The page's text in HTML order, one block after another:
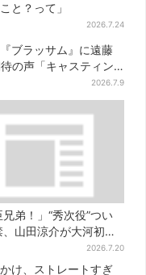
と？って」
2026.7.24
ブラッサム』に遠藤
の声「キャスティン
2026.7.9
兄弟！」“秀次役”つい
、山田涼介が大河初出
さかの」「楽しみすぎ
2026.7.20
け、ストレートすぎ